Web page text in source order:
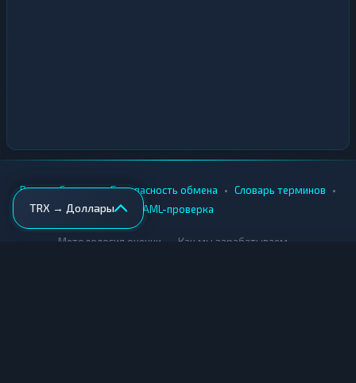
TRX → Доллары
Вики • Города • Безопасность обмена • Словарь терминов •
AML-проверка
Методология оценки Как мы зарабатываем